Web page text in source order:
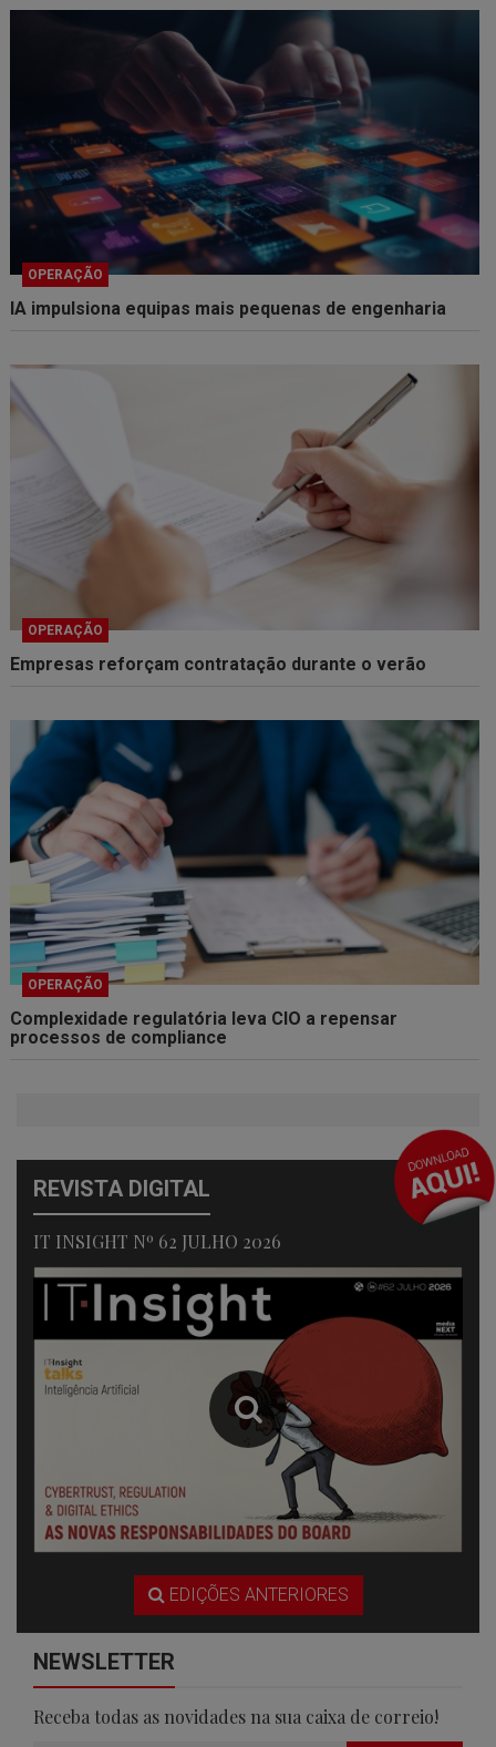
OPERAÇÃO
IA impulsiona equipas mais pequenas de engenharia
OPERAÇÃO
Empresas reforçam contratação durante o verão
OPERAÇÃO
Complexidade regulatória leva CIO a repensar
processos de compliance
REVISTA DIGITAL
IT INSIGHT Nº 62 JULHO 2026
EDIÇÕES ANTERIORES
NEWSLETTER
Receba todas as novidades na sua caixa de correio!